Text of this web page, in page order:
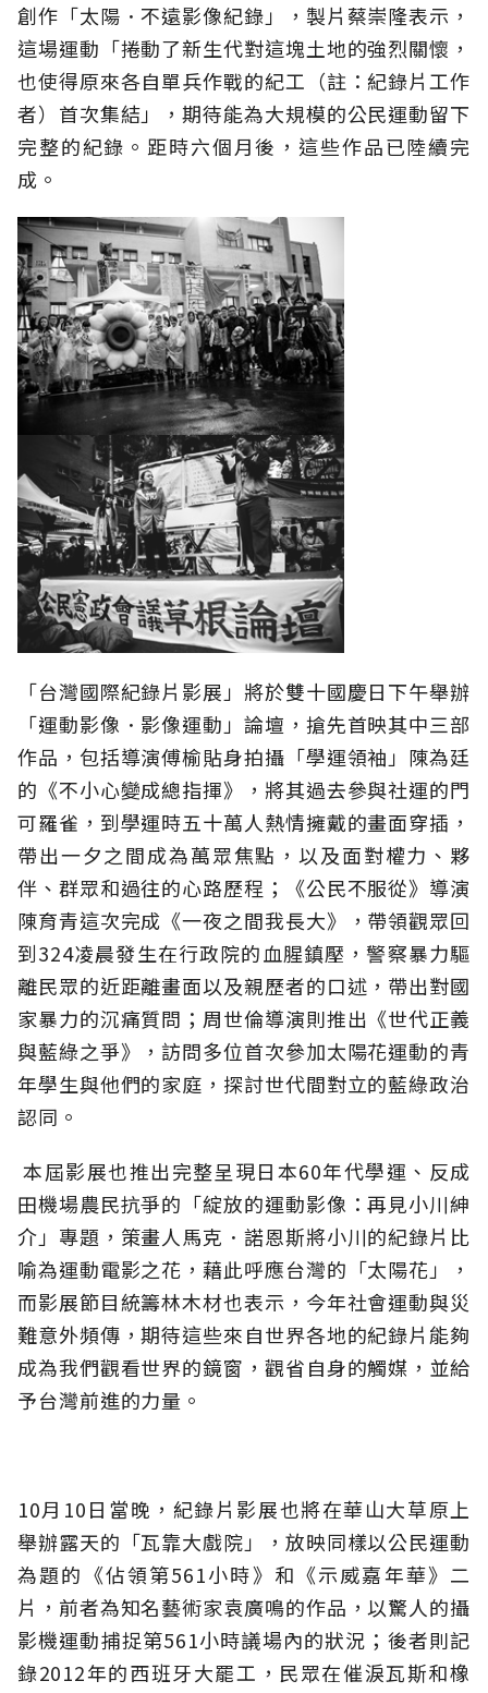
創作「太陽．不遠影像紀錄」，製片蔡崇隆表示，
這場運動「捲動了新生代對這塊土地的強烈關懷，
也使得原來各自單兵作戰的紀工（註：紀錄片工作
者）首次集結」，期待能為大規模的公民運動留下
完整的紀錄。距時六個月後，這些作品已陸續完
成。
「台灣國際紀錄片影展」將於雙十國慶日下午舉辦
「運動影像．影像運動」論壇，搶先首映其中三部
作品，包括導演傅榆貼身拍攝「學運領袖」陳為廷
的《不小心變成總指揮》，將其過去參與社運的門
可羅雀，到學運時五十萬人熱情擁戴的畫面穿插，
帶出一夕之間成為萬眾焦點，以及面對權力、夥
伴、群眾和過往的心路歷程；《公民不服從》導演
陳育青這次完成《一夜之間我長大》，帶領觀眾回
到324凌晨發生在行政院的血腥鎮壓，警察暴力驅
離民眾的近距離畫面以及親歷者的口述，帶出對國
家暴力的沉痛質問；周世倫導演則推出《世代正義
與藍綠之爭》，訪問多位首次參加太陽花運動的青
年學生與他們的家庭，探討世代間對立的藍綠政治
認同。
本屆影展也推出完整呈現日本60年代學運、反成
田機場農民抗爭的「綻放的運動影像：再見小川紳
介」專題，策畫人馬克．諾恩斯將小川的紀錄片比
喻為運動電影之花，藉此呼應台灣的「太陽花」，
而影展節目統籌林木材也表示，今年社會運動與災
難意外頻傳，期待這些來自世界各地的紀錄片能夠
成為我們觀看世界的鏡窗，觀省自身的觸媒，並給
予台灣前進的力量。
10月10日當晚，紀錄片影展也將在華山大草原上
舉辦露天的「瓦靠大戲院」，放映同樣以公民運動
為題的《佔領第561小時》和《示威嘉年華》二
片，前者為知名藝術家袁廣鳴的作品，以驚人的攝
影機運動捕捉第561小時議場內的狀況；後者則記
錄2012年的西班牙大罷工，民眾在催淚瓦斯和橡